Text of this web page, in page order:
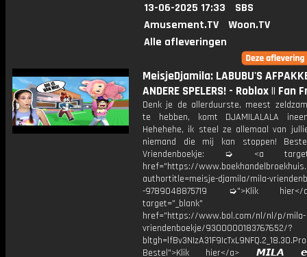
13-06-2025 17:33
SBS
Amusement.TV
Woon.TV
Alle afleveringen
MeisjeDjamila: LABUBU'S
ANDERE SPELERS! - Roblox || Fan
Denk je de allerduurste, meest
te hebben, komt DJAMILALALA
Hehehehe, ik steel ze allemaal van
niemand die mij kan stoppen!
Vriendenboekje: ➭ <a
href="https://
authortitle=meisje-djamila/mila-
-9789048875719 ➭">Klik
target="_blank"
href="https://www.bol.com/nl/nl/p/mila-
vriendenboekje/9300000183767652/?
Bestel">Klik hier</a>